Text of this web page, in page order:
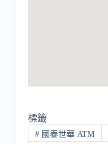
標籤
#國泰世華 ATM